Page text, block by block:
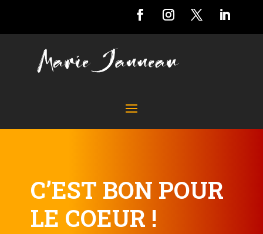
C’EST BON POUR
LE COEUR !